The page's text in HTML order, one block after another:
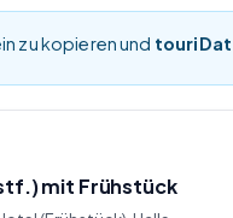
zu kopieren und touriDat
mit Frühstück